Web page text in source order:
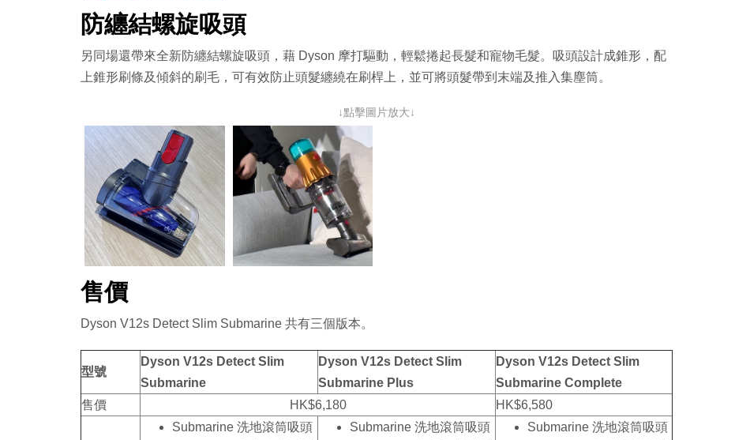
防纏結螺旋吸頭
另同場還帶來全新防纏結螺旋吸頭，藉 Dyson 摩打驅動，輕鬆捲起長髮和寵物毛髮。吸頭設計成錐形，配
上錐形刷條及傾斜的刷毛，可有效防止頭髮纏繞在刷桿上，並可將頭髮帶到末端及推入集塵筒。
↓點擊圖片放大↓
售價
Dyson V12s Detect Slim Submarine 共有三個版本。
型號
Dyson V12s Detect Slim
Submarine
Dyson V12s Detect Slim
Submarine Plus
Dyson V12s Detect Slim
Submarine Complete
售價
HK$6,180 HK$6,580
Submarine 洗地滾筒吸頭
Submarine 洗地滾筒吸頭
Submarine 洗地滾筒吸頭